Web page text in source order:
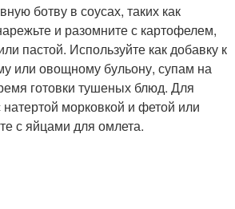
ботву в соусах, таких как
и разомните с картофелем,
пастой. Используйте как добавку к
или овощному бульону, супам на
готовки тушеных блюд. Для
морковкой и фетой или
с яйцами для омлета.